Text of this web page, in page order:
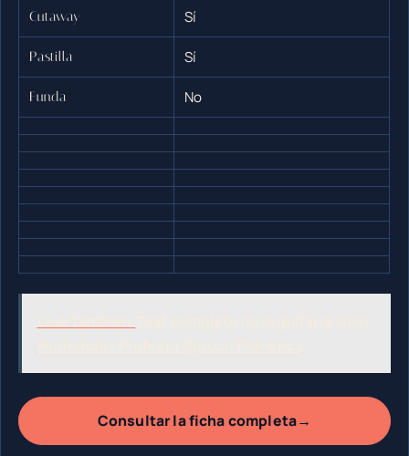
Cutaway Sí
Pastilla Sí
Funda No
Consultar la ficha completa→